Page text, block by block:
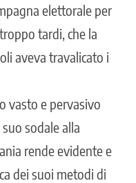
elettorale per
tardi, che la
aveva travalicato i
vasto e pervasivo
sodale alla
rende evidente e
dei suoi metodi di